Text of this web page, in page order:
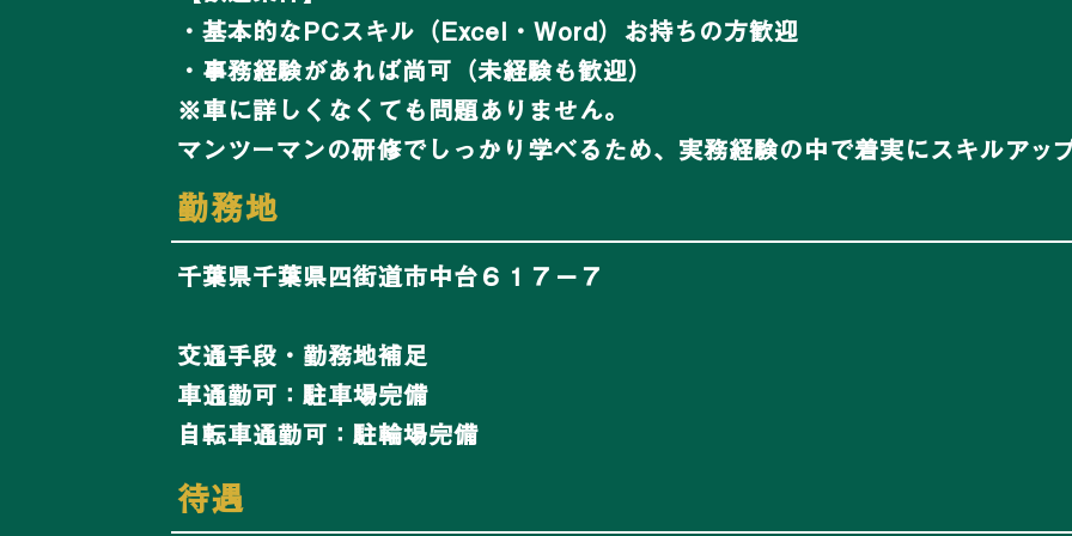
・基本的なPCスキル（Excel・Word）お持ちの方歓迎
・事務経験があれば尚可（未経験も歓迎）
※車に詳しくなくても問題ありません。
マンツーマンの研修でしっかり学べるため、実務経験の中で着実にスキルアッ
​勤務地
千葉県千葉県四街道市中台６１７−７
交通手段・勤務地補足
車通勤可：駐車場完備
自転車通勤可：駐輪場完備
​待遇​